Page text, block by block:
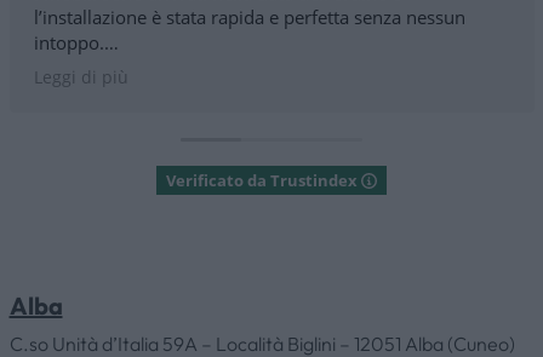
l’installazione è stata rapida e perfetta senza nessun
intoppo.
Consigliatissimo
Leggi di più
Verificato da Trustindex
Alba
C.so Unità d’Italia 59A – Località Biglini – 12051 Alba (Cuneo)